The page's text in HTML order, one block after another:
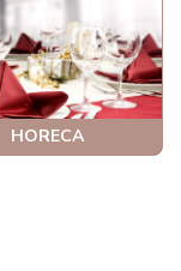
HORECA